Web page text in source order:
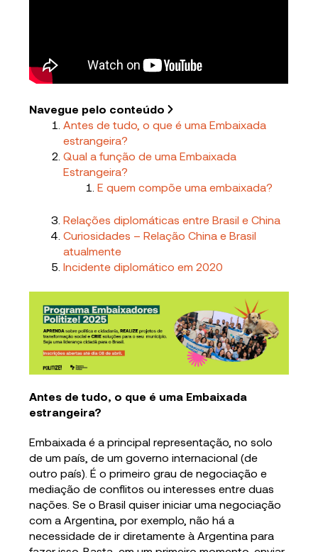
Navegue pelo conteúdo
Antes de tudo, o que é uma Embaixada
estrangeira?
Qual a função de uma Embaixada
Estrangeira?
E quem compõe uma embaixada?
Relações diplomáticas entre Brasil e China
Curiosidades – Relação China e Brasil
atualmente
Incidente diplomático em 2020
Antes de tudo, o que é uma Embaixada
estrangeira?
Embaixada é a principal representação, no solo
de um país, de um governo internacional (de
outro país). É o primeiro grau de negociação e
mediação de conflitos ou interesses entre duas
nações. Se o Brasil quiser iniciar uma negociação
com a Argentina, por exemplo, não há a
necessidade de ir diretamente à Argentina para